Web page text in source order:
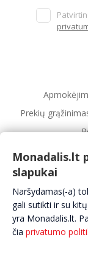
Prekių
Automobilių
Monadalis.lt
slapukai
Naršydamas(-a)
gali sutikti ir su
yra Monadalis.lt.
čia privatumo